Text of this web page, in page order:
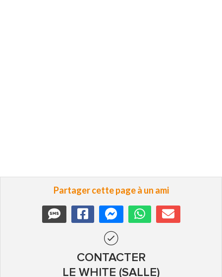
Partager cette page à un ami
CONTACTER
LE WHITE (SALLE)